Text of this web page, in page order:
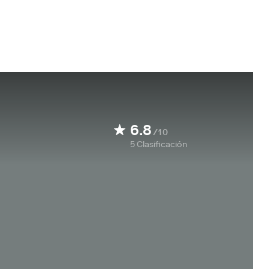
6.8/10
5Clasificación